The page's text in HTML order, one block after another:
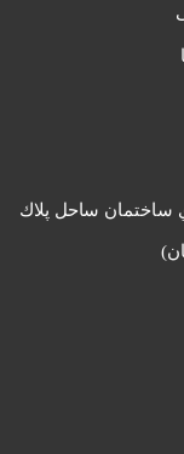
ساختمان ساحل پلاك